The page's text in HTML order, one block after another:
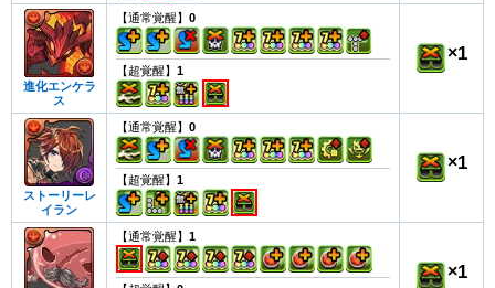
進化エンケラ
ス
【通常覚醒】 0
【超覚醒】 1
×1
ストーリーレ
イラン
【通常覚醒】 0
【超覚醒】 1
×1
【通常覚醒】 1
×1